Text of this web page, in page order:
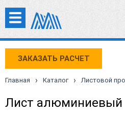
ЗАКАЗАТЬ РАСЧЕТ
Главная › Каталог › Листовой
Лист алюминиевый